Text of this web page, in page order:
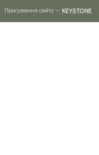
Просування сайту — KEYSTONE